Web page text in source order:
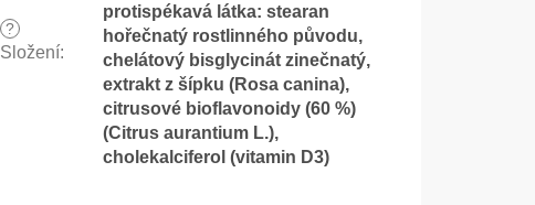
?
Složení:
protispékavá látka: stearan
hořečnatý rostlinného původu,
chelátový bisglycinát zinečnatý,
extrakt z šípku (Rosa canina),
citrusové bioflavonoidy (60 %)
(Citrus aurantium L.),
cholekalciferol (vitamin D3)